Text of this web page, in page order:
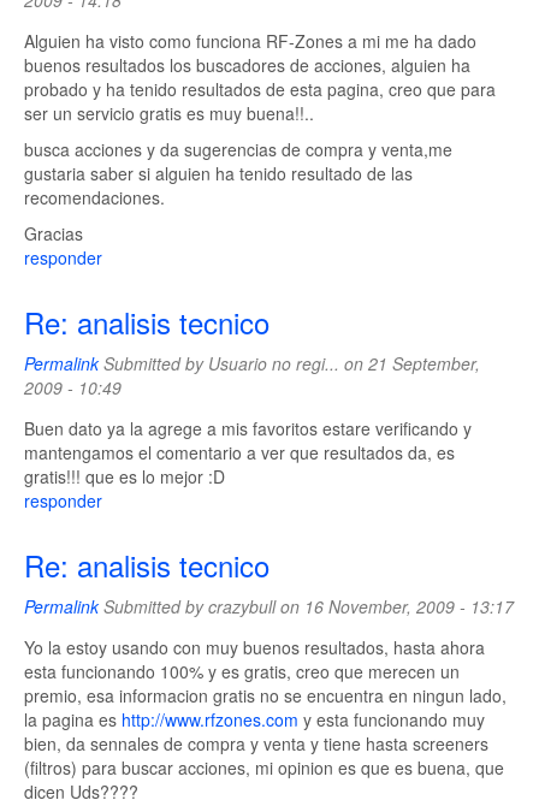
Alguien ha visto como funciona RF-Zones a mi me ha dado
buenos resultados los buscadores de acciones, alguien ha
probado y ha tenido resultados de esta pagina, creo que para
ser un servicio gratis es muy buena!!..
busca acciones y da sugerencias de compra y venta,me
gustaria saber si alguien ha tenido resultado de las
recomendaciones.
Gracias
responder
Re: analisis tecnico
PermalinkSubmitted by Usuario no regi... on 21 September,
2009 - 10:49
Buen dato ya la agrege a mis favoritos estare verificando y
mantengamos el comentario a ver que resultados da, es
gratis!!! que es lo mejor :D
responder
Re: analisis tecnico
PermalinkSubmitted bycrazybullon 16 November, 2009 - 13:17
Yo la estoy usando con muy buenos resultados, hasta ahora
esta funcionando 100% y es gratis, creo que merecen un
premio, esa informacion gratis no se encuentra en ningun lado,
la pagina es http://www.rfzones.com y esta funcionando muy
bien, da sennales de compra y venta y tiene hasta screeners
(filtros) para buscar acciones, mi opinion es que es buena, que
dicen Uds????